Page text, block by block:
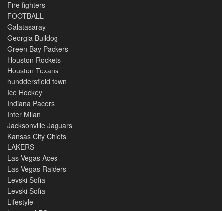
Fire fighters
FOOTBALL
Galatasaray
Georgia Bulldog
Green Bay Packers
Houston Rockets
Houston Texans
hunddersfield town
Ice Hockey
Indiana Pacers
Inter Milan
Jacksonville Jaguars
Kansas City Chiefs
LAKERS
Las Vegas Aces
Las Vegas Raiders
Levski Sofia
Levski Sofia
Lifestyle